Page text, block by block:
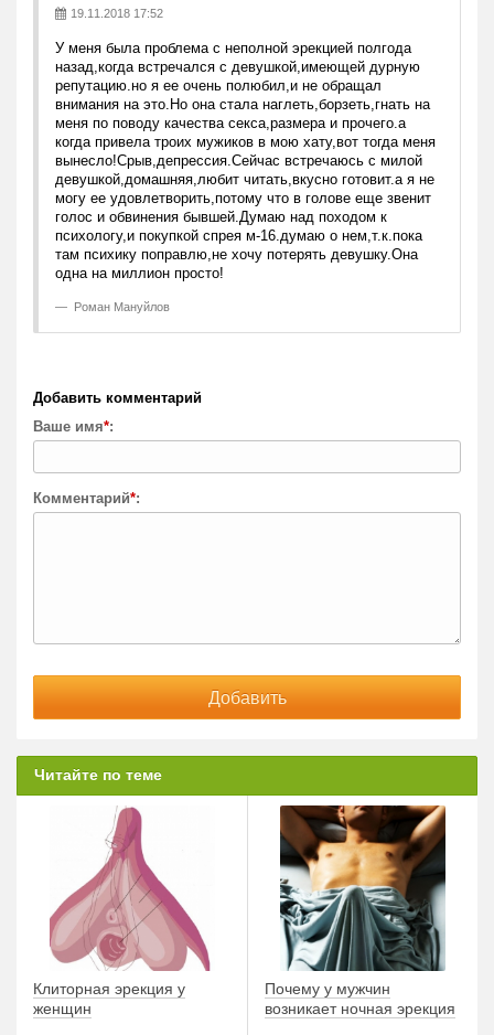
19.11.2018 17:52
У меня была проблема с неполной эрекцией полгода
назад,когда встречался с девушкой,имеющей дурную
репутацию.но я ее очень полюбил,и не обращал
внимания на это.Но она стала наглеть,борзеть,гнать на
меня по поводу качества секса,размера и прочего.а
когда привела троих мужиков в мою хату,вот тогда меня
вынесло!Срыв,депрессия.Сейчас встречаюсь с милой
девушкой,домашняя,любит читать,вкусно готовит.а я не
могу ее удовлетворить,потому что в голове еще звенит
голос и обвинения бывшей.Думаю над походом к
психологу,и покупкой спрея м-16.думаю о нем,т.к.пока
там психику поправлю,не хочу потерять девушку.Она
одна на миллион просто!
Роман Мануйлов
Добавить комментарий
Ваше имя*:
Комментарий*:
Читайте по теме
Клиторная эрекция у
женщин
Почему у мужчин
возникает ночная эрекция